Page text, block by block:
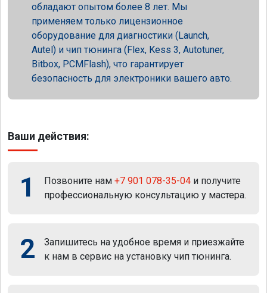
обладают опытом более 8 лет. Мы
применяем только лицензионное
оборудование для диагностики (Launch,
Autel) и чип тюнинга (Flex, Kess 3, Autotuner,
Bitbox, PCMFlash), что гарантирует
безопасность для электроники вашего авто.
Ваши действия:
1 Позвоните нам +7 901 078-35-04 и получите
профессиональную консультацию у мастера.
2
Запишитесь на удобное время и приезжайте
к нам в сервис на установку чип тюнинга.